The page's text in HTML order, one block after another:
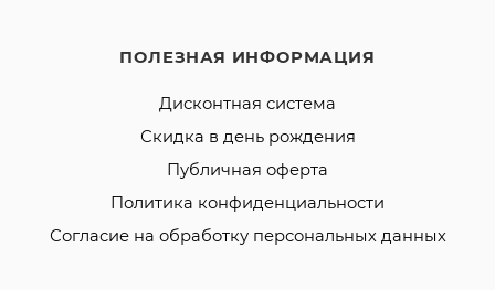
ПОЛЕЗНАЯ ИНФОРМАЦИЯ
Дисконтная система
Скидка в день рождения
Публичная оферта
Политика конфиденциальности
Согласие на обработку персональных данных